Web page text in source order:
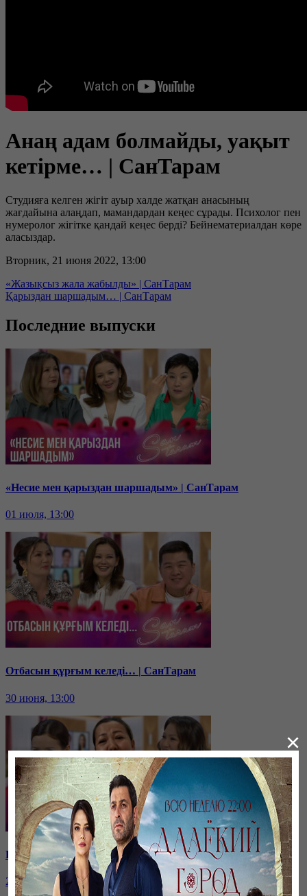
Анаң адам болмайды, уақыт
кетірме… | СанТарам
Студияға келген жігіт ауыр халде жатқан анасының
жағдайына алаңдап, мамандардан кеңес сұрады. Психолог пен
нумеролог жігітке қандай кеңес берді? Бейнематериалдан көре
аласыздар.
Вторник, 21 июня 2022, 13:00
«Жазықсыз жала жабылды» | СанТарам
Қарыздан шаршадым… | СанТарам
Последние выпуски
«Несие мен қарыздан шаршадым» | СанТарам
01 июля, 13:00
Отбасын құрғым келеді… | СанТарам
30 июня, 13:00
Қарыздан қалай құтыламын? | СанТарам
29 июня, 13:00
×